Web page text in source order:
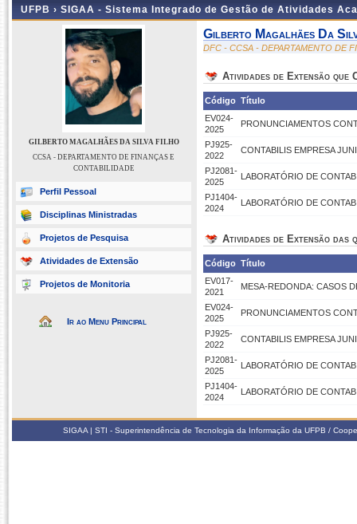
UFPB › SIGAA - Sistema Integrado de Gestão de Atividades
GILBERTO MAGALHÃES DA SILVA FILHO
CCSA - DEPARTAMENTO DE FINANÇAS E
CONTABILIDADE
Perfil Pessoal
Disciplinas Ministradas
Projetos de Pesquisa
Atividades de Extensão
Projetos de Monitoria
Ir ao Menu Principal
Gilberto Magalhães Da
DFC - CCSA - DEPARTAMENTO DE
Atividades de Extensão que
Código Título
EV024-
2025
PRONUNCIAMENTOS
PJ925-
2022
CONTABILIS EMPRESA
PJ2081-
2025
LABORATÓRIO DE
PJ1404-
2024
LABORATÓRIO DE
Atividades de Extensão das
Código Título
EV017-
2021
MESA-REDONDA: CASOS
EV024-
2025
PRONUNCIAMENTOS
PJ925-
2022
CONTABILIS EMPRESA
PJ2081-
2025
LABORATÓRIO DE
PJ1404-
2024
LABORATÓRIO DE
SIGAA | STI - Superintendência de Tecnologia da Informação da UFPB /